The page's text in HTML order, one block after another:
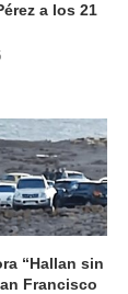
a los 21
“Hallan sin
Francisco